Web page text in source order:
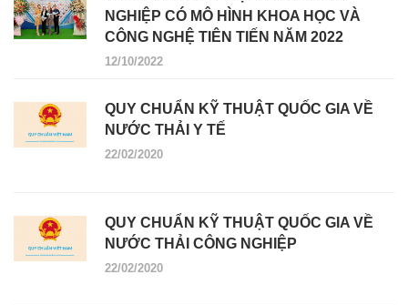
NGHIỆP CÓ MÔ HÌNH KHOA HỌC VÀ
CÔNG NGHỆ TIÊN TIẾN NĂM 2022
12/10/2022
QUY CHUẨN KỸ THUẬT QUỐC GIA VỀ
NƯỚC THẢI Y TẾ
22/02/2020
QUY CHUẨN KỸ THUẬT QUỐC GIA VỀ
NƯỚC THẢI CÔNG NGHIỆP
22/02/2020